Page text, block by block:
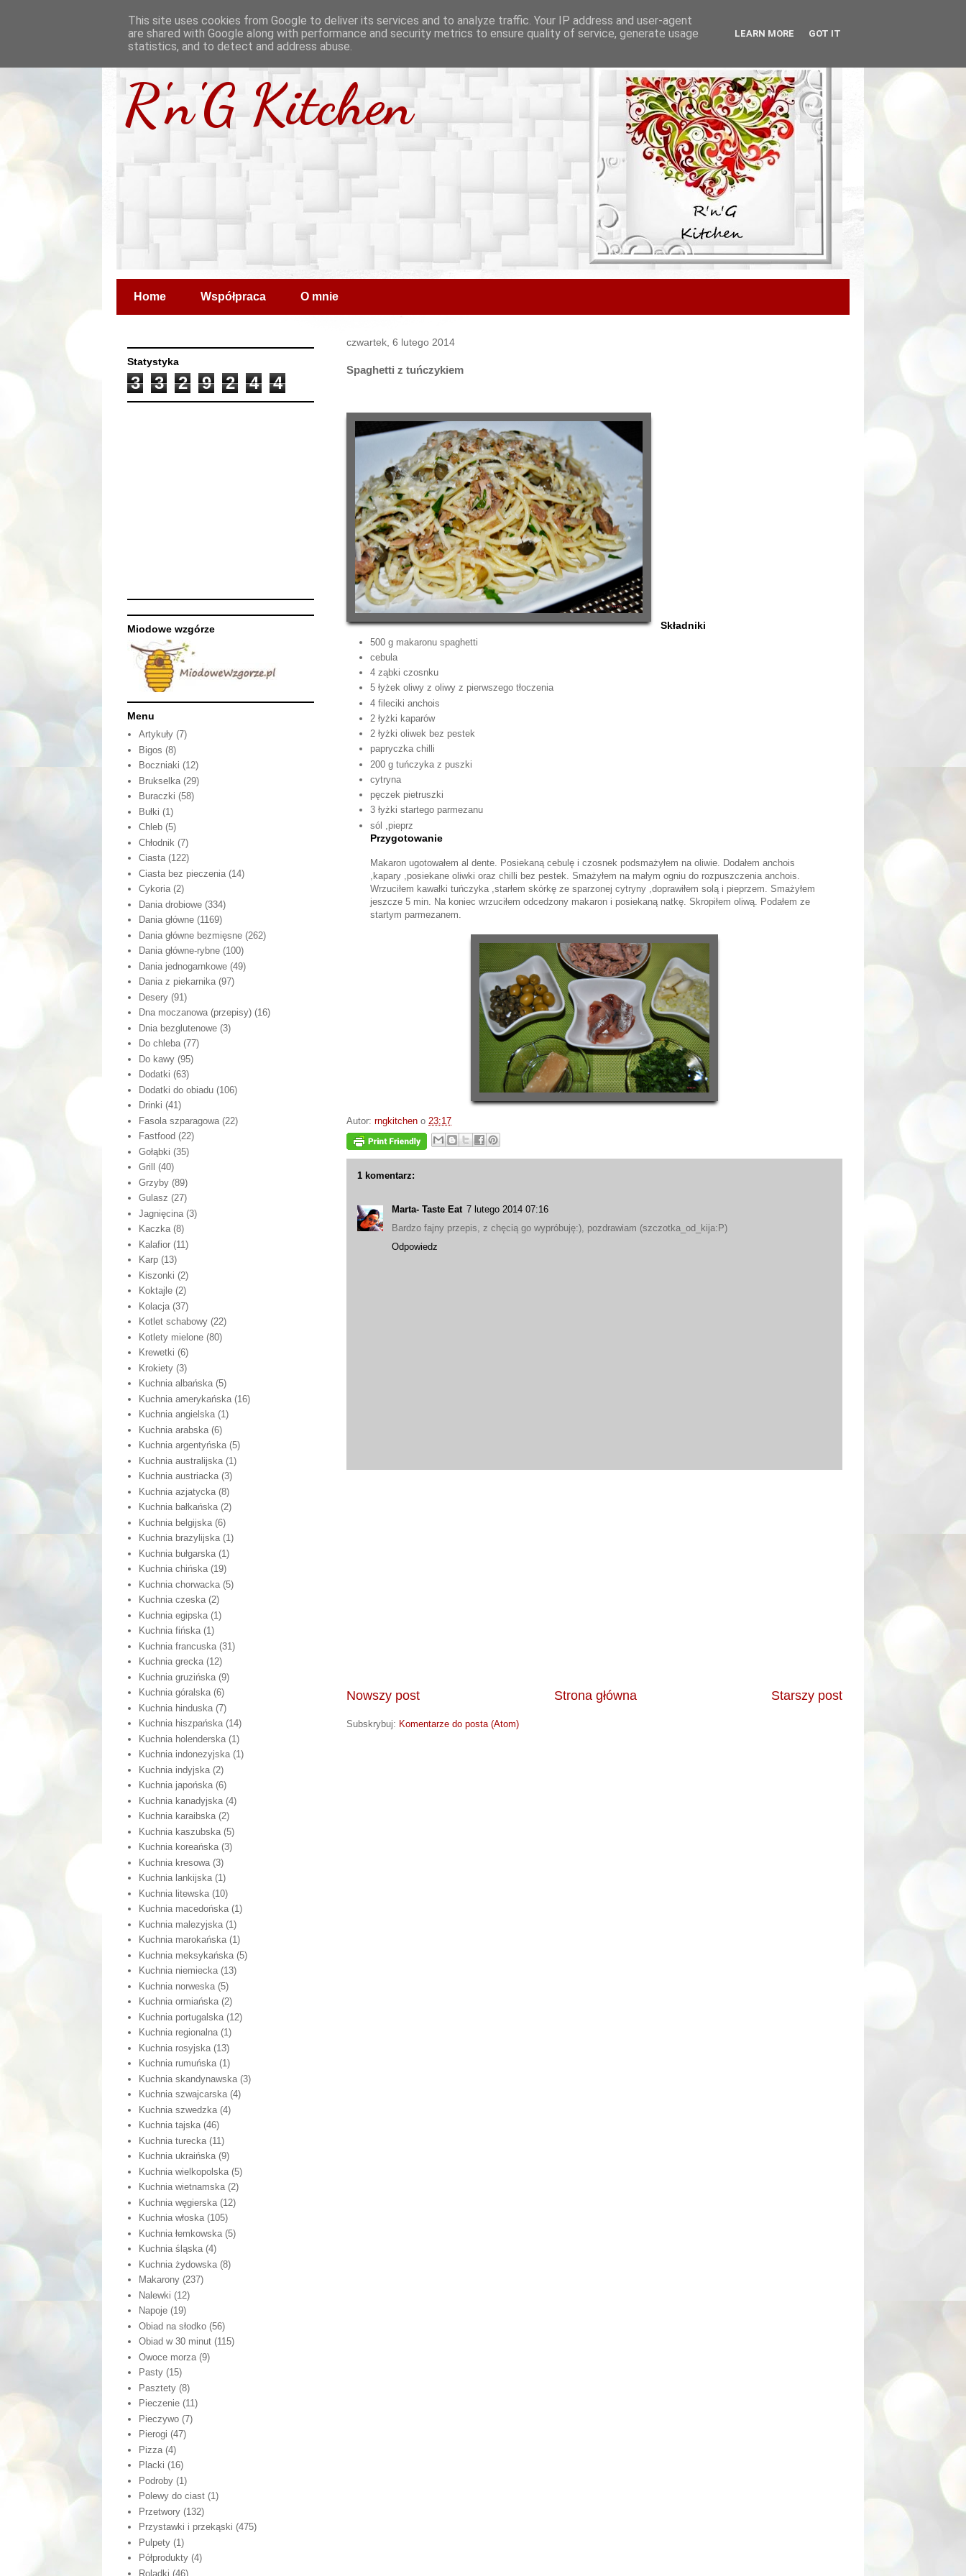
R'n'G Kitchen
Home Współpraca O mnie
czwartek, 6 lutego 2014
Spaghetti z tuńczykiem
Składniki
500 g makaronu spaghetti
cebula
4 ząbki czosnku
5 łyżek oliwy z oliwy z pierwszego tłoczenia
4 fileciki anchois
2 łyżki kaparów
2 łyżki oliwek bez pestek
papryczka chilli
200 g tuńczyka z puszki
cytryna
pęczek pietruszki
3 łyżki startego parmezanu
sól ,pieprz
Przygotowanie
Makaron ugotowałem al dente. Posiekaną cebulę i czosnek podsmażyłem na oliwie. Dodałem anchois
,kapary ,posiekane oliwki oraz chilli bez pestek. Smażyłem na małym ogniu do rozpuszczenia anchois.
Wrzuciłem kawałki tuńczyka ,starłem skórkę ze sparzonej cytryny ,doprawiłem solą i pieprzem. Smażyłem
jeszcze 5 min. Na koniec wrzuciłem odcedzony makaron i posiekaną natkę. Skropiłem oliwą. Podałem ze
startym parmezanem.
Autor: rngkitchen o 23:17
1 komentarz:
Marta- Taste Eat 7 lutego 2014 07:16
Bardzo fajny przepis, z chęcią go wypróbuję:), pozdrawiam (szczotka_od_kija:P)
Odpowiedz
Nowszy post Starszy post
Strona główna
Subskrybuj: Komentarze do posta (Atom)
Statystyka
3 3 2 9 2 4 4
Miodowe wzgórze
Menu
Artykuły (7)
Bigos (8)
Boczniaki (12)
Brukselka (29)
Buraczki (58)
Bułki (1)
Chleb (5)
Chłodnik (7)
Ciasta (122)
Ciasta bez pieczenia (14)
Cykoria (2)
Dania drobiowe (334)
Dania główne (1169)
Dania główne bezmięsne (262)
Dania główne-rybne (100)
Dania jednogarnkowe (49)
Dania z piekarnika (97)
Desery (91)
Dna moczanowa (przepisy) (16)
Dnia bezglutenowe (3)
Do chleba (77)
Do kawy (95)
Dodatki (63)
Dodatki do obiadu (106)
Drinki (41)
Fasola szparagowa (22)
Fastfood (22)
Gołąbki (35)
Grill
(40)
Grzyby (89)
Gulasz (27)
Jagnięcina (3)
Kaczka (8)
Kalafior (11)
Karp (13)
Kiszonki (2)
Koktajle (2)
Kolacja (37)
Kotlet schabowy (22)
Kotlety mielone (80)
Krewetki (6)
Krokiety (3)
Kuchnia albańska (5)
Kuchnia amerykańska (16)
Kuchnia angielska (1)
Kuchnia arabska (6)
Kuchnia argentyńska (5)
Kuchnia australijska (1)
Kuchnia austriacka (3)
Kuchnia azjatycka (8)
Kuchnia bałkańska (2)
Kuchnia belgijska (6)
Kuchnia brazylijska (1)
Kuchnia bułgarska (1)
Kuchnia chińska (19)
Kuchnia chorwacka (5)
Kuchnia czeska (2)
Kuchnia egipska (1)
Kuchnia fińska (1)
Kuchnia francuska (31)
Kuchnia grecka (12)
Kuchnia gruzińska (9)
Kuchnia góralska (6)
Kuchnia hinduska (7)
Kuchnia hiszpańska (14)
Kuchnia holenderska (1)
Kuchnia indonezyjska (1)
Kuchnia indyjska (2)
Kuchnia japońska (6)
Kuchnia kanadyjska (4)
Kuchnia karaibska (2)
Kuchnia kaszubska (5)
Kuchnia koreańska (3)
Kuchnia kresowa (3)
Kuchnia lankijska (1)
Kuchnia litewska (10)
Kuchnia macedońska (1)
Kuchnia malezyjska (1)
Kuchnia marokańska (1)
Kuchnia meksykańska (5)
Kuchnia niemiecka (13)
Kuchnia norweska (5)
Kuchnia ormiańska (2)
Kuchnia portugalska (12)
Kuchnia regionalna (1)
Kuchnia rosyjska (13)
Kuchnia rumuńska (1)
Kuchnia skandynawska (3)
Kuchnia szwajcarska (4)
Kuchnia szwedzka (4)
Kuchnia tajska (46)
Kuchnia turecka (11)
Kuchnia ukraińska (9)
Kuchnia wielkopolska (5)
Kuchnia wietnamska (2)
Kuchnia węgierska (12)
Kuchnia włoska (105)
Kuchnia łemkowska (5)
Kuchnia śląska (4)
Kuchnia żydowska (8)
Makarony (237)
Nalewki (12)
Napoje (19)
Obiad na słodko (56)
Obiad w 30 minut (115)
Owoce morza (9)
Pasty (15)
Pasztety (8)
Pieczenie (11)
Pieczywo (7)
Pierogi (47)
Pizza (4)
Placki (16)
Podroby (1)
Polewy do ciast (1)
Przetwory (132)
Przystawki i przekąski (475)
Pulpety (1)
Półprodukty (4)
Roladki (46)
This site uses cookies from Google to deliver its services and to analyze traffic. Your IP address and user-agent
are shared with Google along with performance and security metrics to ensure quality of service, generate usage
statistics, and to detect and address abuse.
LEARN MORE GOT IT